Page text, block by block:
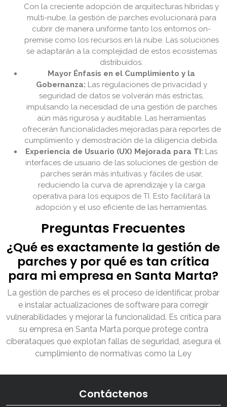
Con la creciente adopción de arquitecturas híbridas y
multi-nube, la gestión de parches evolucionará para
cubrir de manera uniforme tanto los entornos on-
premise como los recursos en la nube. Las soluciones
se adaptarán a la complejidad de estos ecosistemas
distribuidos.
Mayor Énfasis en el Cumplimiento y la
Gobernanza: Las regulaciones de privacidad y
seguridad de datos se volverán más estrictas,
impulsando la necesidad de una gestión de parches
aún más rigurosa y auditable. Las herramientas
ofrecerán funcionalidades mejoradas para reportes de
cumplimiento y demostración de la diligencia debida.
Experiencia de Usuario (UX) Mejorada para TI: Las
interfaces de usuario de las soluciones de gestión de
parches serán más intuitivas y fáciles de usar,
reduciendo la curva de aprendizaje y la carga
operativa para los equipos de TI. Esto facilitará la
adopción y el uso eficiente de las herramientas.
Preguntas Frecuentes
¿Qué es exactamente la gestión de
parches y por qué es tan crítica
para mi empresa en Santa Marta?
La gestión de parches es el proceso de identificar, probar
e instalar actualizaciones de software para corregir
vulnerabilidades y mejorar la funcionalidad. Es crítica para
su empresa en Santa Marta porque protege contra
ciberataques que explotan fallas de seguridad, asegura el
cumplimiento de normativas como la Ley
Contáctenos